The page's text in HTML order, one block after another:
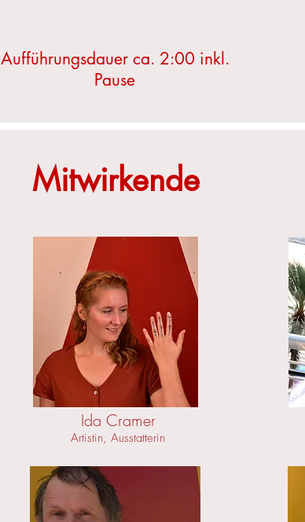
Aufführungsdauer ca. 2:00 inkl.
Pause
Mitwirkende
Ida Cramer
Artistin, Ausstatterin